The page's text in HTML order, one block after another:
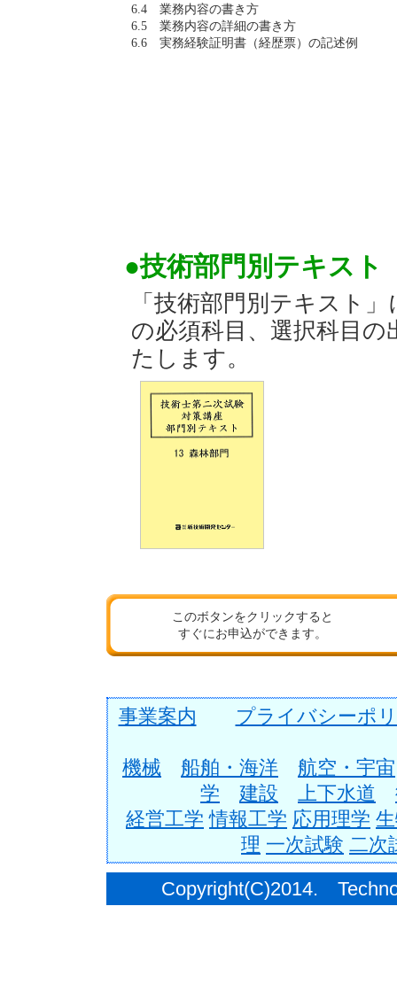
6.4 業務内容の書き方
6.5 業務内容の詳細の書き方
6.6 実務経験証明書（経歴票）の記述例
●技術部門別テキスト
「技術部門別テキスト
の必須科目、選択科目
たします。
このボタンをクリックすると
すぐにお申込ができます。
事業案内 プライバシーポ
機械 船舶・海洋
航空・宇宙
学
建設 上下水道
経営工学 情報工学 応用理学
理 一次試験 二次
Copyright(C)2014.